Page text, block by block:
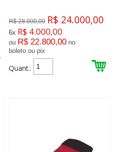
R$ 28.000,00 R$ 24.000,00
6x R$ 4.000,00
ou R$ 22.800,00 no
boleto ou pix
Quant.: